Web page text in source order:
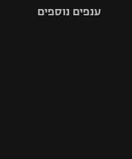
גביע הטוטו
ליגה
סל
ענפים נוספים